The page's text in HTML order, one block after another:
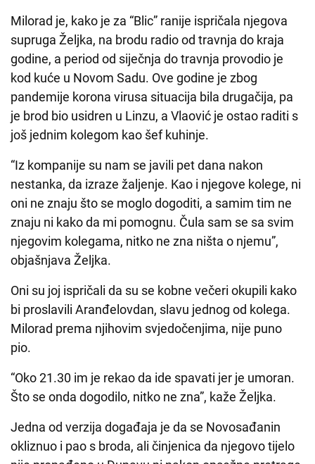
Milorad je, kako je za “Blic” ranije ispričala njegova
supruga Željka, na brodu radio od travnja do kraja
godine, a period od siječnja do travnja provodio je
kod kuće u Novom Sadu. Ove godine je zbog
pandemije korona virusa situacija bila drugačija, pa
je brod bio usidren u Linzu, a Vlaović je ostao raditi s
još jednim kolegom kao šef kuhinje.
“Iz kompanije su nam se javili pet dana nakon
nestanka, da izraze žaljenje. Kao i njegove kolege, ni
oni ne znaju što se moglo dogoditi, a samim tim ne
znaju ni kako da mi pomognu. Čula sam se sa svim
njegovim kolegama, nitko ne zna ništa o njemu”,
objašnjava Željka.
Oni su joj ispričali da su se kobne večeri okupili kako
bi proslavili Aranđelovdan, slavu jednog od kolega.
Milorad prema njihovim svjedočenjima, nije puno
pio.
“Oko 21.30 im je rekao da ide spavati jer je umoran.
Što se onda dogodilo, nitko ne zna”, kaže Željka.
Jedna od verzija događaja je da se Novosađanin
okliznuo i pao s broda, ali činjenica da njegovo tijelo